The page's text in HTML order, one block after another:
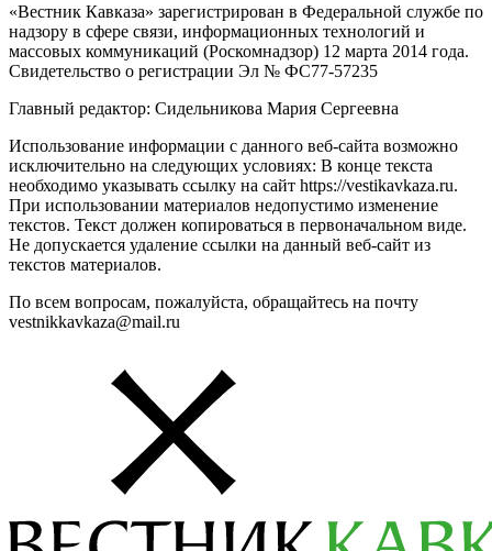
«Вестник Кавказа» зарегистрирован в Федеральной службе по
надзору в сфере связи, информационных технологий и
массовых коммуникаций (Роскомнадзор) 12 марта 2014 года.
Свидетельство о регистрации Эл № ФС77-57235
Главный редактор: Сидельникова Мария Сергеевна
Использование информации с данного веб-сайта возможно
исключительно на следующих условиях: В конце текста
необходимо указывать ссылку на сайт https://vestikavkaza.ru.
При использовании материалов недопустимо изменение
текстов. Текст должен копироваться в первоначальном виде.
Не допускается удаление ссылки на данный веб-сайт из
текстов материалов.
По всем вопросам, пожалуйста, обращайтесь на почту
vestnikkavkaza@mail.ru